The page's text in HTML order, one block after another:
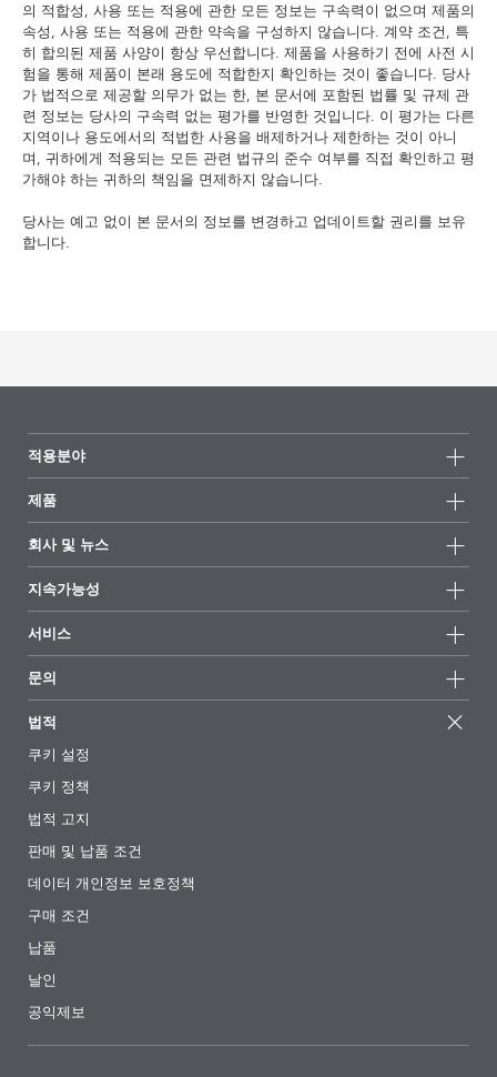
의 적합성, 사용 또는 적용에 관한 모든 정보는 구속력이 없으며 제품의
속성, 사용 또는 적용에 관한 약속을 구성하지 않습니다. 계약 조건, 특
히 합의된 제품 사양이 항상 우선합니다. 제품을 사용하기 전에 사전 시
험을 통해 제품이 본래 용도에 적합한지 확인하는 것이 좋습니다. 당사
가 법적으로 제공할 의무가 없는 한, 본 문서에 포함된 법률 및 규제 관
련 정보는 당사의 구속력 없는 평가를 반영한 것입니다. 이 평가는 다른
지역이나 용도에서의 적법한 사용을 배제하거나 제한하는 것이 아니
며, 귀하에게 적용되는 모든 관련 법규의 준수 여부를 직접 확인하고 평
가해야 하는 귀하의 책임을 면제하지 않습니다.
당사는 예고 없이 본 문서의 정보를 변경하고 업데이트할 권리를 보유
합니다.
적용분야
제품
모든제품
하이라이트
회사 및 뉴스
뉴스
언론 및 미디어
소재지 및 판매점
전시회 및 이벤트
지속가능성
지속가능한 제품
성공 사례
EcoVadis
인증서
서비스
추천 배합
기사
전자책
규제 현황
첨가제 안내 앱
동영상
다운로드
문의
법적
쿠키 설정
쿠키 정책
법적 고지
판매 및 납품 조건
데이터 개인정보 보호정책
구매 조건
납품
날인
공익제보